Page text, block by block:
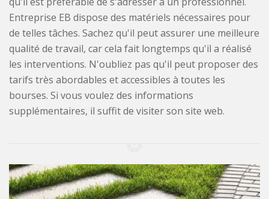
Entreprise EB dispose des matériels nécessaires pour
de telles tâches. Sachez qu'il peut assurer une meilleure
qualité de travail, car cela fait longtemps qu'il a réalisé
les interventions. N'oubliez pas qu'il peut proposer des
tarifs très abordables et accessibles à toutes les
bourses. Si vous voulez des informations
supplémentaires, il suffit de visiter son site web.